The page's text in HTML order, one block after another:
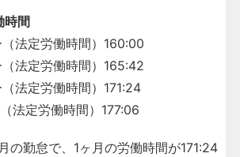
間
法定労働時間）160:00
法定労働時間）165:42
法定労働時間）171:24
法定労働時間）177:06
の勤怠で、1ヶ月の労働時間が171:24